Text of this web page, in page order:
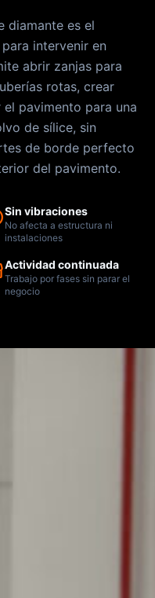
diamante es el
intervenir en
abrir zanjas para
rotas, crear
pavimento para una
de sílice, sin
de borde perfecto
del pavimento.
Sin vibraciones
No afecta a estructura ni
instalaciones
Actividad continuada
Trabajo por fases sin parar el
negocio